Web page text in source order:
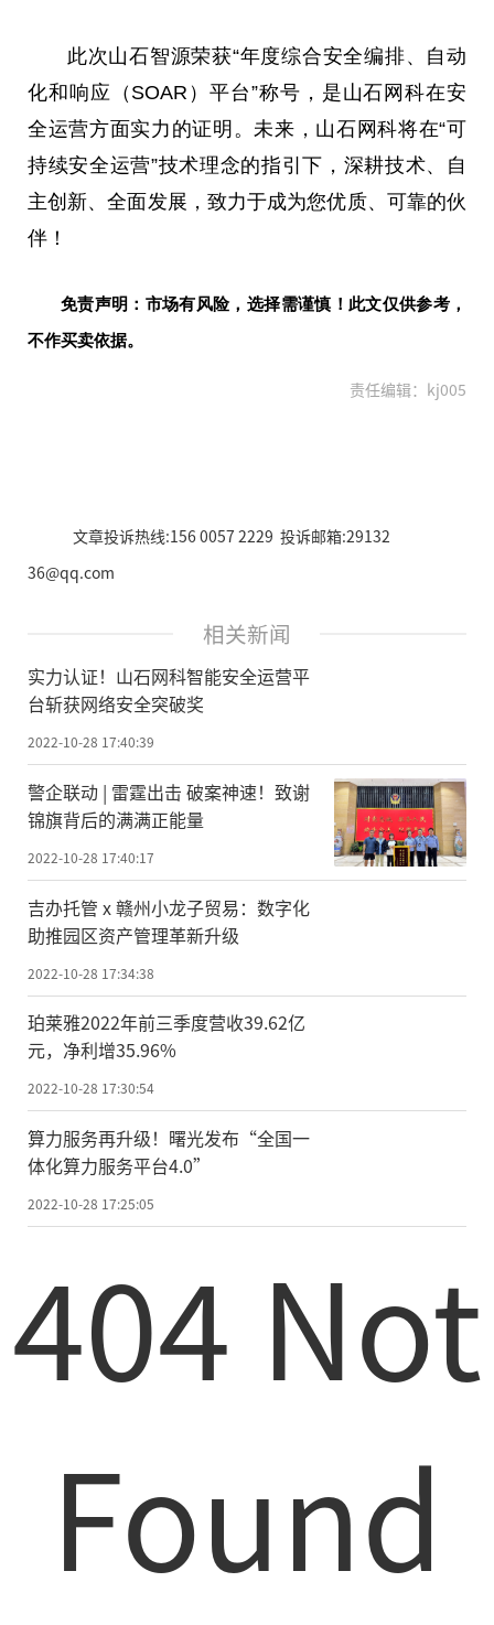
此次山石智源荣获“年度综合安全编排、自动
化和响应（SOAR）平台”称号，是山石网科在安
全运营方面实力的证明。未来，山石网科将在“可
持续安全运营”技术理念的指引下，深耕技术、自
主创新、全面发展，致力于成为您优质、可靠的伙
伴！
免责声明：市场有风险，选择需谨慎！此文仅供参考，
不作买卖依据。
责任编辑：kj005
文章投诉热线:156 0057 2229 投诉邮箱:29132
36@qq.com
相关新闻
实力认证！山石网科智能安全运营平
台斩获网络安全突破奖
2022-10-28 17:40:39
警企联动 | 雷霆出击 破案神速！致谢
锦旗背后的满满正能量
2022-10-28 17:40:17
吉办托管 x 赣州小龙子贸易：数字化
助推园区资产管理革新升级
2022-10-28 17:34:38
珀莱雅2022年前三季度营收39.62亿
元，净利增35.96%
2022-10-28 17:30:54
算力服务再升级！曙光发布“全国一
体化算力服务平台4.0”
2022-10-28 17:25:05
404 Not
Found